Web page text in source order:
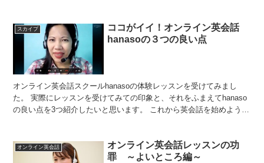
スカイプ
ココがイイ！オンライン英会話
hanasoの３つの良い点
オンライン英会話スクールhanasoの体験レッスンを受けてみまし
た。 実際にレッスンを受けてみての印象と、それをふまえてhanaso
の良い点を3つ紹介したいと思います。 これから英会話を始めようと
オンライン英会話
オンライン英会話レッスンの功
罪 ～よいところ編～